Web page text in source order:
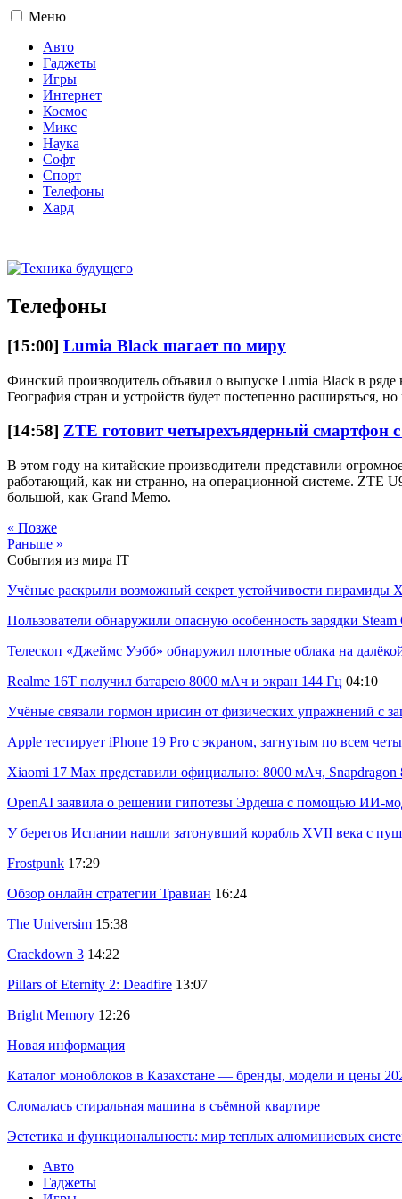
Меню
Авто
Гаджеты
Игры
Интернет
Космос
Микс
Наука
Софт
Спорт
Телефоны
Хард
Телефоны
[15:00] Lumia Black шагает по миру
Финский производитель объявил о выпуске Lumia Black в
География стран и устройств будет постепенно расширяться,
[14:58] ZTE готовит четырехъядерный смартфон
В этом году на китайские производители представили
работающий, как ни странно, на операционной системе. ZTE
большой, как Grand Memo.
« Позже
Раньше »
События из мира IT
Учёные раскрыли возможный секрет устойчивости пирамиды
Пользователи обнаружили опасную особенность зарядки Steam
Телескоп «Джеймс Уэбб» обнаружил плотные облака на
Realme 16T получил батарею 8000 мАч и экран 144 Гц 04:10
Учёные связали гормон ирисин от физических упражнений с
Apple тестирует iPhone 19 Pro с экраном, загнутым по всем
Xiaomi 17 Max представили официально: 8000 мАч,
OpenAI заявила о решении гипотезы Эрдеша с помощью ИИ-
У берегов Испании нашли затонувший корабль XVII века с
Frostpunk 17:29
Обзор онлайн стратегии Травиан 16:24
The Universim 15:38
Crackdown 3 14:22
Pillars of Eternity 2: Deadfire 13:07
Bright Memory 12:26
Новая информация
Каталог моноблоков в Казахстане — бренды, модели и цены
Сломалась стиральная машина в съёмной квартире
Эстетика и функциональность: мир теплых алюминиевых
Авто
Гаджеты